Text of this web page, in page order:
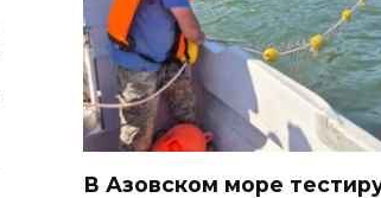
В Азовском море